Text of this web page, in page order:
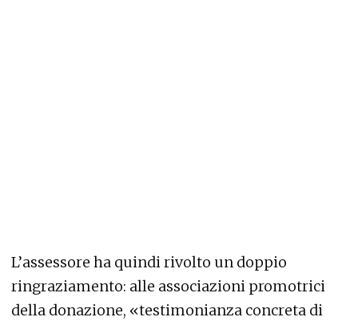
L’assessore ha quindi rivolto un doppio
ringraziamento: alle associazioni promotrici
della donazione, «testimonianza concreta di